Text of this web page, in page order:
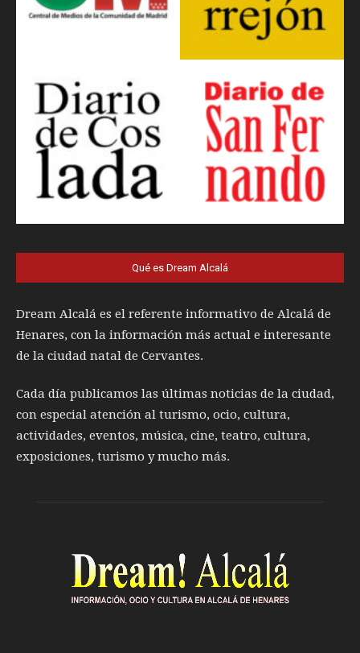
Qué es Dream Alcalá
Dream Alcalá es el referente informativo de Alcalá de
Henares, con la información más actual e interesante
de la ciudad natal de Cervantes.
Cada día publicamos las últimas noticias de la ciudad,
con especial atención al turismo, ocio, cultura,
actividades, eventos, música, cine, teatro, cultura,
exposiciones, turismo y mucho más.